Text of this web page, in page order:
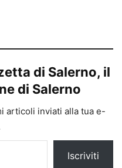
di Salerno, il
di Salerno
articoli inviati alla tua e-
Iscriviti